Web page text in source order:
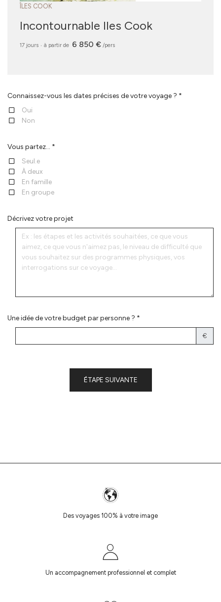
ÎLES COOK
Incontournable Iles Cook
17 jours ‧ à partir de 6 850 € /pers
Connaissez-vous les dates précises de votre voyage ? *
Oui
Non
Vous partez... *
Seul.e
À deux
En famille
En groupe
Décrivez votre projet
Une idée de votre budget par personne ? *
€
ÉTAPE SUIVANTE
Des voyages 100% à votre image
Un accompagnement professionnel et complet